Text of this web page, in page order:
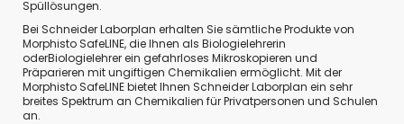
Spüllösungen.
Bei Schneider Laborplan erhalten Sie sämtliche Produkte von
Morphisto SafeLINE, die Ihnen als Biologielehrerin
oderBiologielehrer ein gefahrloses Mikroskopieren und
Präparieren mit ungiftigen Chemikalien ermöglicht. Mit der
Morphisto SafeLINE bietet Ihnen Schneider Laborplan ein sehr
breites Spektrum an Chemikalien für Privatpersonen und Schulen
an.